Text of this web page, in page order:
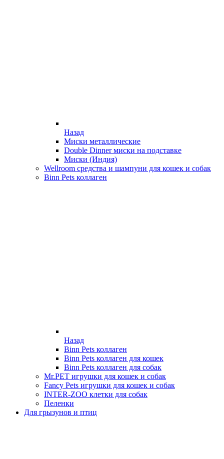
Назад
Миски металлические
Double Dinner миски на подставке
Миски (Индия)
Wellroom средства и шампуни для кошек и собак
Binn Pets коллаген
Назад
Binn Pets коллаген
Binn Pets коллаген для кошек
Binn Pets коллаген для собак
Mr.PET игрушки для кошек и собак
Fancy Pets игрушки для кошек и собак
INTER-ZOO клетки для собак
Пеленки
Для грызунов и птиц